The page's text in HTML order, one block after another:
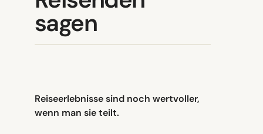
sagen
Reiseerlebnisse sind noch wertvoller,
wenn man sie teilt.